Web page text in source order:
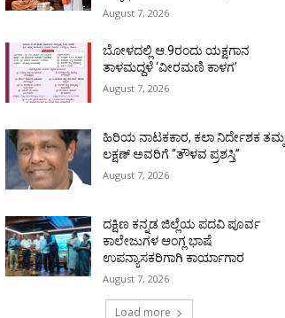
August 7, 2026
ಬೋಳದಲ್ಲಿ ಆ.9ರಂದು ಯಕ್ಷಗಾನ
ತಾಳಮದ್ದಳೆ ‘ವೀರಮಣಿ ಕಾಳಗ’
August 7, 2026
ಹಿರಿಯ ನಾಟಕಕಾರ, ಕಲಾ ನಿರ್ದೇಶಕ ತಮ್ಮ
ಲಕ್ಷಣ್ ಅವರಿಗೆ “ತೌಳವ ಪ್ರಶಸ್ತಿ”
August 7, 2026
ದಕ್ಷಿಣ ಕನ್ನಡ ಜಿಲ್ಲೆಯ ಪದವಿ ಪೂರ್ವ
ಕಾಲೇಜುಗಳ ಆಂಗ್ಲ ಭಾಷೆ
ಉಪನ್ಯಾಸಕರಿಗಾಗಿ ಕಾರ್ಯಾಗಾರ
August 7, 2026
Load more